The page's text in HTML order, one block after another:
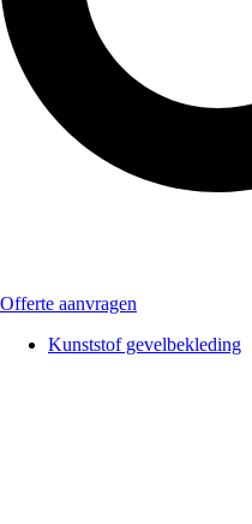
Offerte aanvragen
Kunststof gevelbekleding